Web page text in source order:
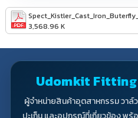
3,568.96 K
Udomkit Fitting
ผู้จำหน่ายสินค้าอุตสาหกรรม วาล์